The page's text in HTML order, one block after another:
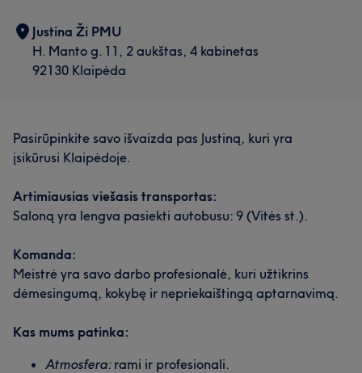
Justina Ži PMU
H. Manto g. 11, 2 aukštas, 4 kabinetas
92130 Klaipėda
Pasirūpinkite savo išvaizda pas Justiną, kuri yra
įsikūrusi Klaipėdoje.
Artimiausias viešasis transportas:
Saloną yra lengva pasiekti autobusu: 9 (Vitės st.).
Komanda:
Meistrė yra savo darbo profesionalė, kuri užtikrins
dėmesingumą, kokybę ir nepriekaištingą aptarnavimą.
Kas mums patinka:
Atmosfera: rami ir profesionali.